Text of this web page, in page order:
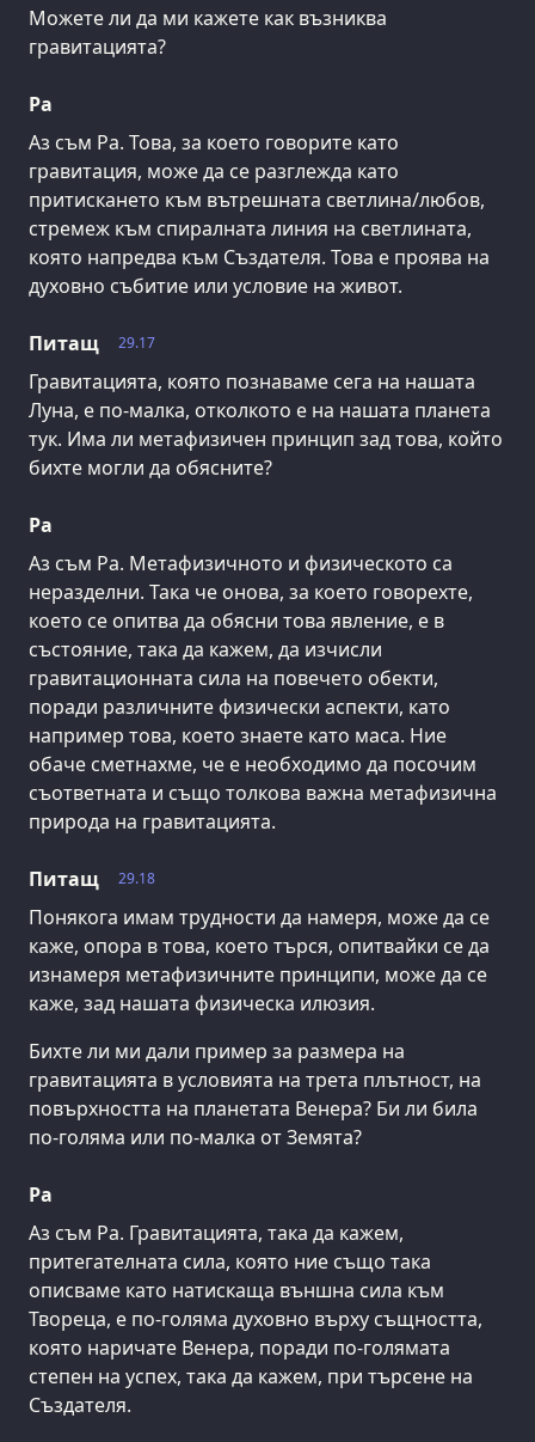
Можете ли да ми кажете как възниква
гравитацията?
Ра
Аз съм Ра. Това, за което говорите като
гравитация, може да се разглежда като
притискането към вътрешната светлина/любов,
стремеж към спиралната линия на светлината,
която напредва към Създателя. Това е проява на
духовно събитие или условие на живот.
29.17
Питащ
Гравитацията, която познаваме сега на нашата
Луна, е по-малка, отколкото е на нашата планета
тук. Има ли метафизичен принцип зад това, който
бихте могли да обясните?
Ра
Аз съм Ра. Метафизичното и физическото са
неразделни. Така че онова, за което говорехте,
което се опитва да обясни това явление, е в
състояние, така да кажем, да изчисли
гравитационната сила на повечето обекти,
поради различните физически аспекти, като
например това, което знаете като маса. Ние
обаче сметнахме, че е необходимо да посочим
съответната и също толкова важна метафизична
природа на гравитацията.
29.18
Питащ
Понякога имам трудности да намеря, може да се
каже, опора в това, което търся, опитвайки се да
изнамеря метафизичните принципи, може да се
каже, зад нашата физическа илюзия.
Бихте ли ми дали пример за размера на
гравитацията в условията на трета плътност, на
повърхността на планетата Венера? Би ли била
по-голяма или по-малка от Земята?
Ра
Аз съм Ра. Гравитацията, така да кажем,
притегателната сила, която ние също така
описваме като натискаща външна сила към
Твореца, е по-голяма духовно върху същността,
която наричате Венера, поради по-голямата
степен на успех, така да кажем, при търсене на
Създателя.